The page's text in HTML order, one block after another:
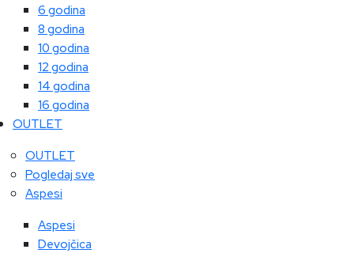
6 godina
8 godina
10 godina
12 godina
14 godina
16 godina
OUTLET
OUTLET
Pogledaj sve
Aspesi
Aspesi
Devojčica